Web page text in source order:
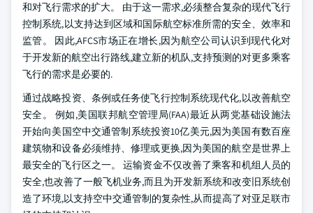
和对飞行需求的扩大。 由于这一需求,必须整合复杂的现代飞行
控制系统,以支持达到区域和国际航空标准所需的安全、效率和
监管。 因此,AFCS市场正在增长,因为航空公司认识到现代化对
于开发新的航空出行路线,建立新的机队,支持预测的对更多乘客
飞行的需求是必要的.
通过战略投资、条例或任务使飞行控制系统现代化,以改善航空
安全。 例如,美国联邦航空管理局(FAA)最近从两党基础设施法
开始向美国空中交通管制系统投资10亿美元,因为美国有数百座
建筑物和设备必须维持、修理或更换,因为美国的航空是世界上
最安全的飞行区之一。 运输资金不仅改善了乘客和机组人员的
安全,也改善了一般飞机业务,而且为开发新系统和改变旧系统创
造了环境,以支持空中交通管制的复杂性,从而提高了对亚足联市